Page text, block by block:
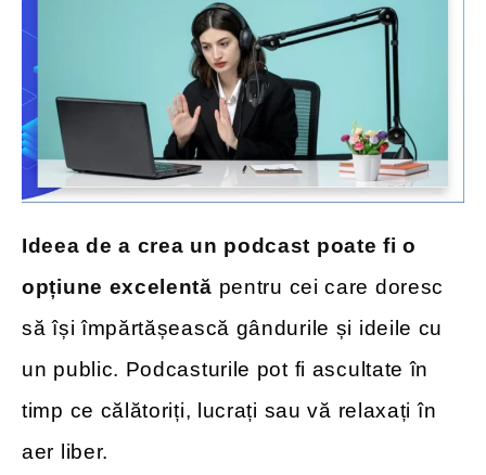
Ideea de a crea un podcast poate fi o
opțiune excelentă pentru cei care doresc
să își împărtășească gândurile și ideile cu
un public. Podcasturile pot fi ascultate în
timp ce călătoriți, lucrați sau vă relaxați în
aer liber.